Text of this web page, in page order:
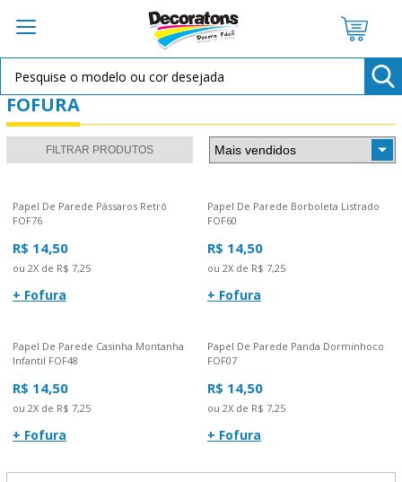
FOFURA
FILTRAR PRODUTOS
Papel De Parede Pássaros Retrô
FOF76
R$ 14,50
ou 2X de R$ 7,25
+ Fofura
Papel De Parede Borboleta Listrado
FOF60
R$ 14,50
ou 2X de R$ 7,25
+ Fofura
Papel De Parede Casinha Montanha
Infantil FOF48
R$ 14,50
ou 2X de R$ 7,25
+ Fofura
Papel De Parede Panda Dorminhoco
FOF07
R$ 14,50
ou 2X de R$ 7,25
+ Fofura